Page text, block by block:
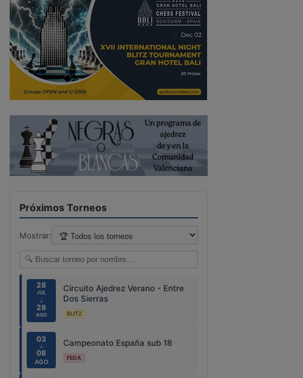
Próximos Torneos
Mostrar:
28
JUL
↓
28
AGO
Circuito Ajedrez Verano - Entre
Dos Sierras
BLITZ
03
↓
08
AGO
Campeonato España sub 18
FEDA